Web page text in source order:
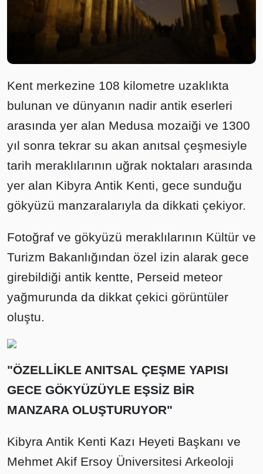
Kent merkezine 108 kilometre uzaklıkta
bulunan ve dünyanın nadir antik eserleri
arasında yer alan Medusa mozaiği ve 1300
yıl sonra tekrar su akan anıtsal çeşmesiyle
tarih meraklılarının uğrak noktaları arasında
yer alan Kibyra Antik Kenti, gece sunduğu
gökyüzü manzaralarıyla da dikkati çekiyor.
Fotoğraf ve gökyüzü meraklılarının Kültür ve
Turizm Bakanlığından özel izin alarak gece
girebildiği antik kentte, Perseid meteor
yağmurunda da dikkat çekici görüntüler
oluştu.
"ÖZELLİKLE ANITSAL ÇEŞME YAPISI
GECE GÖKYÜZÜYLE EŞSİZ BİR
MANZARA OLUŞTURUYOR"
Kibyra Antik Kenti Kazı Heyeti Başkanı ve
Mehmet Akif Ersoy Üniversitesi Arkeoloji